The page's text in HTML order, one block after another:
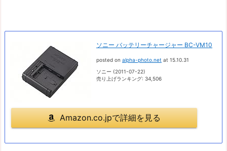
ソニー バッテリーチャージャー BC-VM10
posted on alpha-photo.net at 15.10.31
ソニー (2011-07-22)
売り上げランキング: 34,506
Amazon.co.jpで詳細を見る